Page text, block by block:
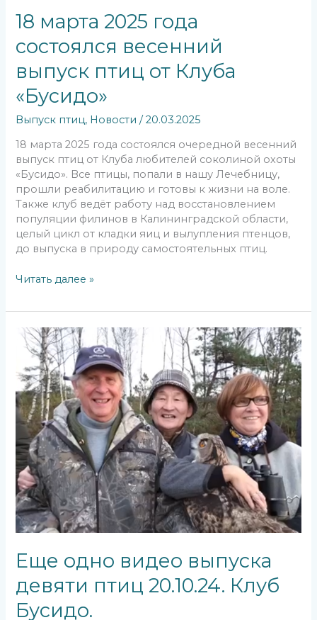
18 марта 2025 года
состоялся весенний
выпуск птиц от Клуба
«Бусидо»
Выпуск птиц, Новости /20.03.2025
18 марта 2025 года состоялся очередной весенний
выпуск птиц от Клуба любителей соколиной охоты
«Бусидо». Все птицы, попали в нашу Лечебницу,
прошли реабилитацию и готовы к жизни на воле.
Также клуб ведёт работу над восстановлением
популяции филинов в Калининградской области,
целый цикл от кладки яиц и вылупления птенцов,
до выпуска в природу самостоятельных птиц.
Читать далее »
Еще одно видео выпуска
девяти птиц 20.10.24. Клуб
Бусидо.
Еще
одно
видео
выпуска
девяти
птиц
20.10.24.
Клуб
Бусидо.